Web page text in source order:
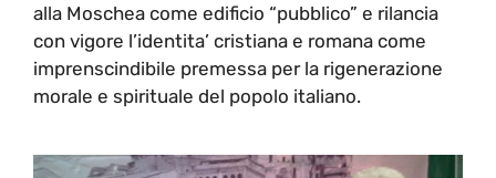
alla Moschea come edificio “pubblico” e rilancia
con vigore l’identita’ cristiana e romana come
imprenscindibile premessa per la rigenerazione
morale e spirituale del popolo italiano.